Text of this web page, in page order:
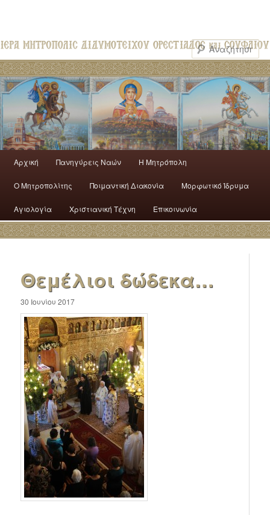
Αρχική Πανηγύρεις Ναών H Mητρόπολη
Ο Mητροπολίτης Ποιμαντική Διακονία Μορφωτικό Ίδρυμα
Αγιολογία Χριστιανική Τέχνη Επικοινωνία
Θεμέλιοι δώδεκα…
30 Ιουνίου 2017